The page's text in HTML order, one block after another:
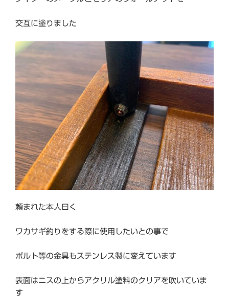
交互に塗りました
頼まれた本人曰く
ワカサギ釣りをする際に使用したいとの事で
ボルト等の金具もステンレス製に変えています
表面はニスの上からアクリル塗料のクリアを吹いていま
す